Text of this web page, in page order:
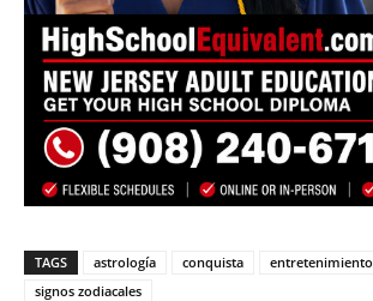
TAGS astrología conquista entretenimiento
signos zodiacales